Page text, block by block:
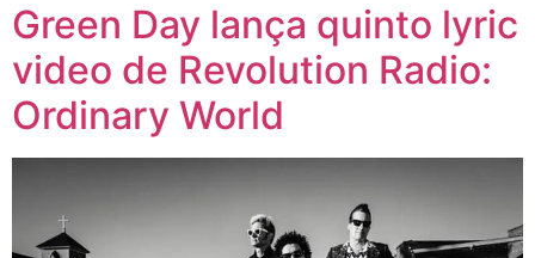
Green Day lança quinto lyric
video de Revolution Radio:
Ordinary World